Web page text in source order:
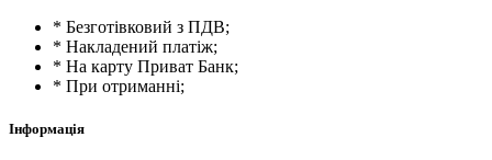
* Безготівковий з ПДВ;
* Накладений платіж;
* На карту Приват Банк;
* При отриманні;
Інформація